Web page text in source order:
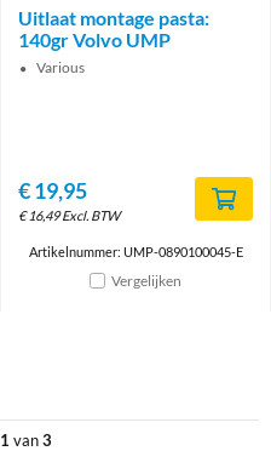
Uitlaat montage pasta:
140gr Volvo UMP
Various
€19,95
€16,49 Excl. BTW
Artikelnummer: UMP-0890100045-E
Vergelijken
1 van3